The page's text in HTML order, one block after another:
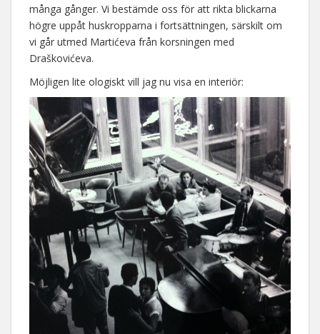
många gånger. Vi bestämde oss för att rikta blickarna
högre uppåt huskropparna i fortsättningen, särskilt om
vi går utmed Martićeva från korsningen med
Draškovićeva.
Möjligen lite ologiskt vill jag nu visa en interiör: